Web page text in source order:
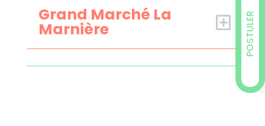
POSTULER
Grand Marché La
Marnière